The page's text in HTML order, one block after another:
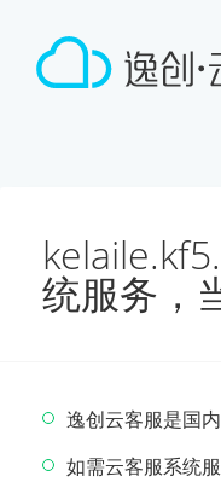
统服务，
逸创云客服是国
如需云客服系统